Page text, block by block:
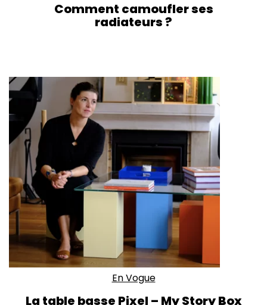
Comment camoufler ses
radiateurs ?
En Vogue
La table basse Pixel – My Story Box